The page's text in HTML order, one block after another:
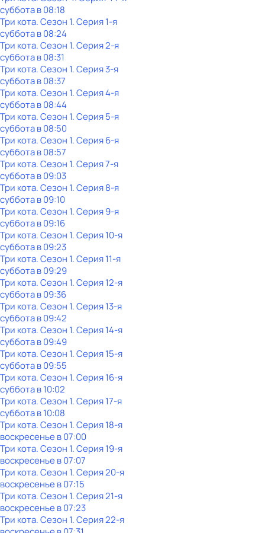
субботав08:18
Три кота. Сезон 1. Серия 1-я
субботав08:24
Три кота. Сезон 1. Серия 2-я
субботав08:31
Три кота. Сезон 1. Серия 3-я
субботав08:37
Три кота. Сезон 1. Серия 4-я
субботав08:44
Три кота. Сезон 1. Серия 5-я
субботав08:50
Три кота. Сезон 1. Серия 6-я
субботав08:57
Три кота. Сезон 1. Серия 7-я
субботав09:03
Три кота. Сезон 1. Серия 8-я
субботав09:10
Три кота. Сезон 1. Серия 9-я
субботав09:16
Три кота. Сезон 1. Серия 10-я
субботав09:23
Три кота. Сезон 1. Серия 11-я
субботав09:29
Три кота. Сезон 1. Серия 12-я
субботав09:36
Три кота. Сезон 1. Серия 13-я
субботав09:42
Три кота. Сезон 1. Серия 14-я
субботав09:49
Три кота. Сезон 1. Серия 15-я
субботав09:55
Три кота. Сезон 1. Серия 16-я
субботав10:02
Три кота. Сезон 1. Серия 17-я
субботав10:08
Три кота. Сезон 1. Серия 18-я
воскресенье в07:00
Три кота. Сезон 1. Серия 19-я
воскресенье в07:07
Три кота. Сезон 1. Серия 20-я
воскресенье в07:15
Три кота. Сезон 1. Серия 21-я
воскресенье в07:23
Три кота. Сезон 1. Серия 22-я